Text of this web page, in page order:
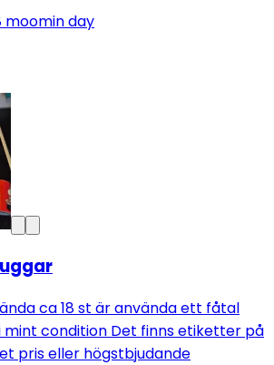
moomin day
ca 18 st är använda ett fåtal
mint condition Det finns etiketter på
pris eller högstbjudande